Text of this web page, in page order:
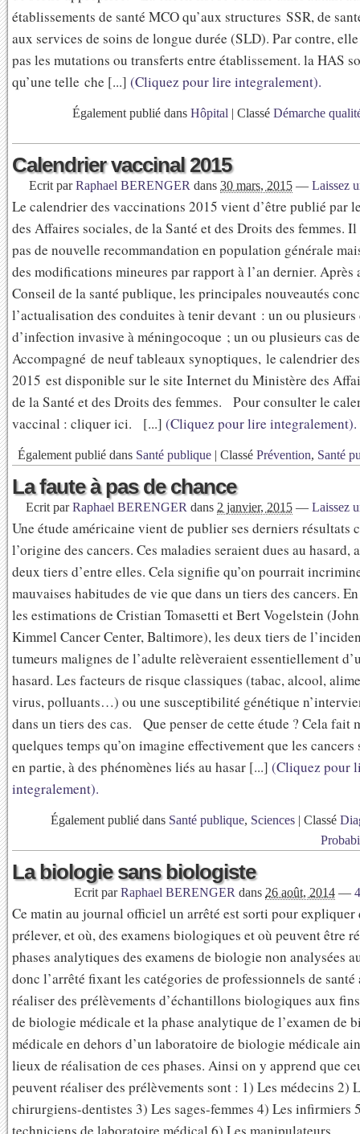
établissements de santé MCO qu’aux structures SSR, de
aux services de soins de longue durée (SLD). Par contre,
pas les mutations ou transferts entre établissement. la HAS
qu’une telle che [...] (Cliquez pour lire integralement).
Également publié dans Hôpital | Classé Démarche
Calendrier vaccinal 2015
Ecrit parRaphael BERENGER dans 30 mars, 2015 — Laissez
Le calendrier des vaccinations 2015 vient d’être publié par
des Affaires sociales, de la Santé et des Droits des femmes.
pas de nouvelle recommandation en population générale
des modifications mineures par rapport à l’an dernier. Après
Conseil de la santé publique, les principales nouveautés
l’actualisation des conduites à tenir devant : un ou plusieurs
d’infection invasive à méningocoque ; un ou plusieurs cas
Accompagné de neuf tableaux synoptiques, le calendrier
2015 est disponible sur le site Internet du Ministère des
de la Santé et des Droits des femmes. Pour consulter le
vaccinal : cliquer ici. [...] (Cliquez pour lire integralement).
Également publié dans Santé publique | Classé Prévention, Santé
La faute à pas de chance
Ecrit parRaphael BERENGER dans 2 janvier, 2015 — Laissez
Une étude américaine vient de publier ses derniers résultats
l’origine des cancers. Ces maladies seraient dues au hasard,
deux tiers d’entre elles. Cela signifie qu’on pourrait
mauvaises habitudes de vie que dans un tiers des cancers.
les estimations de Cristian Tomasetti et Bert Vogelstein
Kimmel Cancer Center, Baltimore), les deux tiers de
tumeurs malignes de l’adulte relèveraient essentiellement
hasard. Les facteurs de risque classiques (tabac, alcool,
virus, polluants…) ou une susceptibilité génétique
dans un tiers des cas. Que penser de cette étude ? Cela fait
quelques temps qu’on imagine effectivement que les cancers
en partie, à des phénomènes liés au hasar [...] (Cliquez pour
integralement).
Également publié dans Santé publique, Sciences | Classé
La biologie sans biologiste
Ecrit parRaphael BERENGER dans 26 août, 2014 —
Ce matin au journal officiel un arrêté est sorti pour expliquer
prélever, et où, des examens biologiques et où peuvent être
phases analytiques des examens de biologie non analysées
donc l’arrêté fixant les catégories de professionnels de santé
réaliser des prélèvements d’échantillons biologiques aux
de biologie médicale et la phase analytique de l’examen de
médicale en dehors d’un laboratoire de biologie médicale
lieux de réalisation de ces phases. Ainsi on y apprend que
peuvent réaliser des prélèvements sont : 1) Les médecins 2)
chirurgiens-dentistes 3) Les sages-femmes 4) Les infirmiers